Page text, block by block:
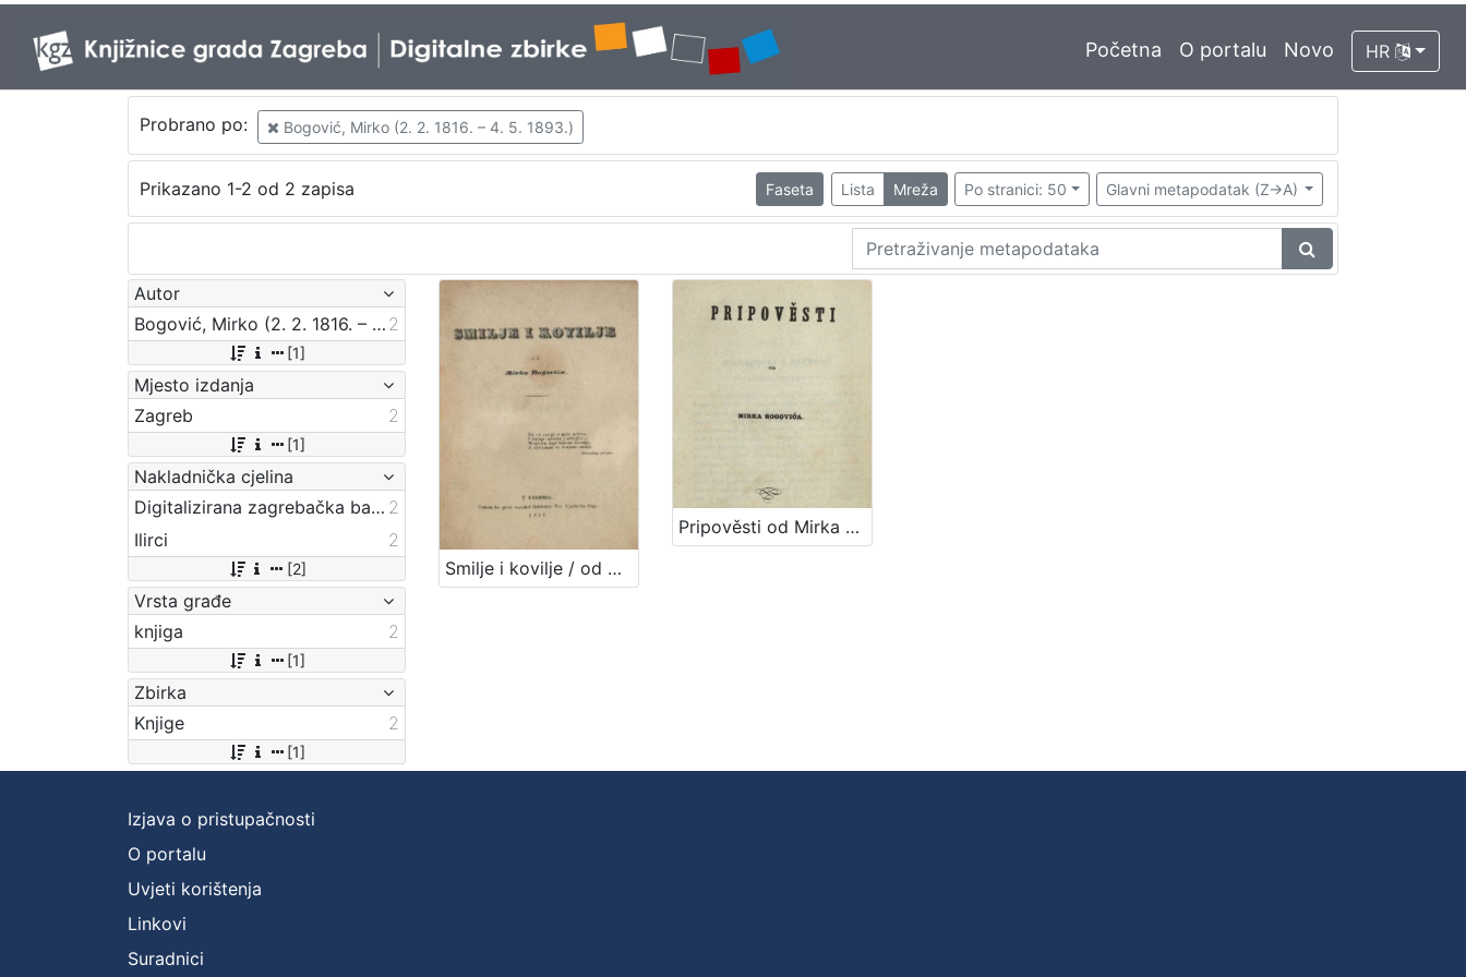
Početna O portalu Novo HR
Probrano po: Bogović, Mirko (2. 2. 1816. – 4. 5. 1893.)
Prikazano 1-2 od 2 zapisa Faseta Lista Mreža Po stranici: 50 Glavni metapodatak (Z->A)
Autor
Bogović, Mirko (2. 2. 1816. – 4. 5. 1893.) 2
[1]
Mjesto izdanja
Zagreb
2
[1]
Nakladnička cjelina
Digitalizirana zagrebačka baština 2
Ilirci
2
[2]
Vrsta građe
knjiga
2
[1]
Zbirka
Knjige
2
[1]
Smilje i kovilje / od Mirka Bogovića
Pripověsti od Mirka Bogovića
Izjava o pristupačnosti
O portalu
Uvjeti korištenja
Linkovi
Suradnici